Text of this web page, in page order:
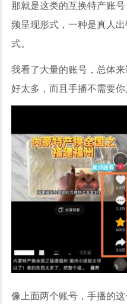
那就是这类的互换特产账
频呈现形式，一种是真人
式。
我看了大量的账号，总体
好太多，而且手播不需要你
像上面两个账号，手播的